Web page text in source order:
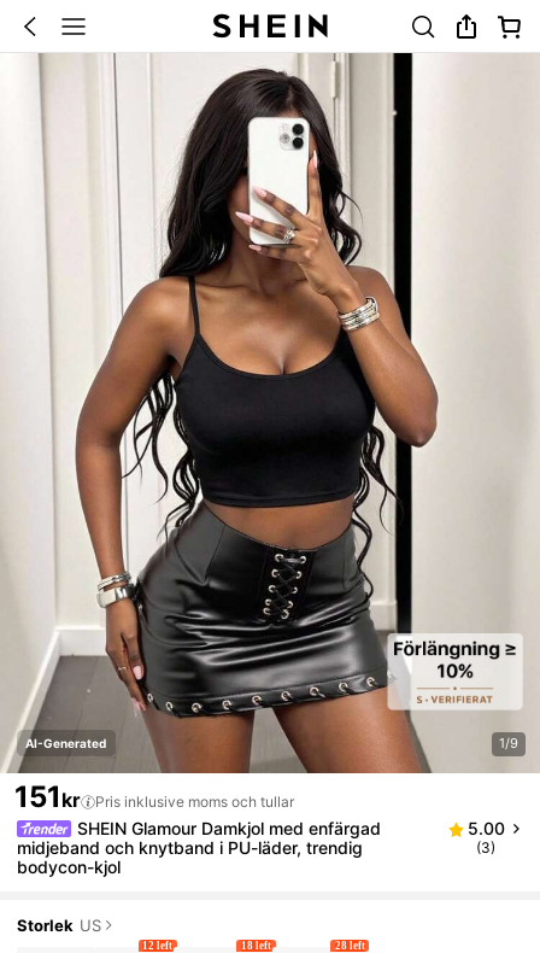
AI-Generated 1/9
151 kr Pris inklusive moms och tullar
SHEIN Glamour Damkjol med enfärgad
midjeband och knytband i PU-läder, trendig
bodycon-kjol
5.00
(3)
Storlek US
12 left 18 left 28 left